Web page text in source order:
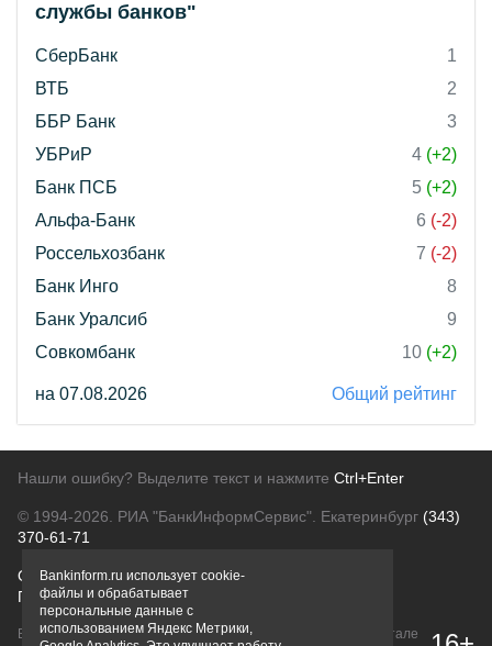
службы банков"
СберБанк
1
ВТБ
2
ББР Банк
3
УБРиР
4 (+2)
Банк ПСБ
5 (+2)
Альфа-Банк
6 (-2)
Россельхозбанк
7 (-2)
Банк Инго
8
Банк Уралсиб
9
Совкомбанк
10 (+2)
на 07.08.2026 Общий рейтинг
Нашли ошибку? Выделите текст и нажмите Ctrl+Enter
© 1994-2026. РИА "БанкИнформСервис". Екатеринбург (343)
370-61-71
О проектеПолитика конфиденциальности
Правовая информацияДля рекламодателей
Вся информация о продуктах банков, размещенная на портале
Bankinform.ru использует cookie-
файлы и обрабатывает
персональные данные с
использованием Яндекс Метрики,